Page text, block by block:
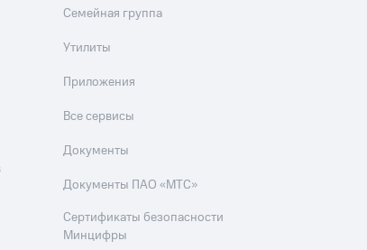
Семейная группа
Утилиты
Приложения
Все сервисы
Документы
Документы ПАО «МТС»
Сертификаты безопасности
Минцифры